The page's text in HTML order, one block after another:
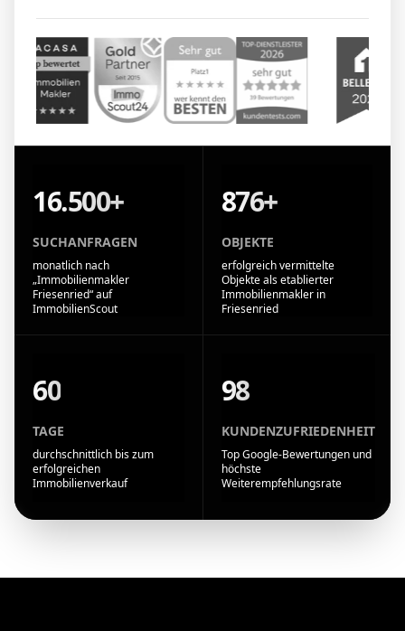
16.500+
SUCHANFRAGEN
monatlich nach
„Immobilienmakler
Friesenried“ auf
ImmobilienScout
876+
OBJEKTE
erfolgreich vermittelte
Objekte als etablierter
Immobilienmakler in
Friesenried
60
TAGE
durchschnittlich bis zum
erfolgreichen
Immobilienverkauf
98
KUNDENZUFRIEDENHEIT
Top Google-Bewertungen und
höchste
Weiterempfehlungsrate